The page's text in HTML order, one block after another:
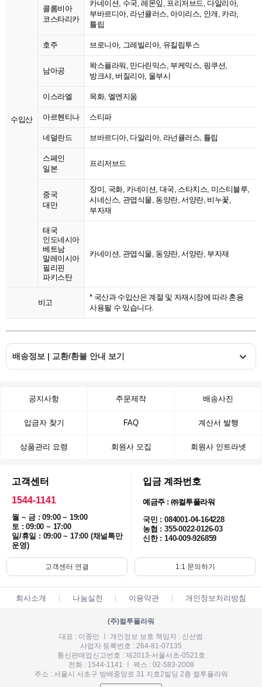
수입산
콜롬비아
코스타리카
카네이션, 수국, 레몬잎, 프리저브드, 다알리아,
부바르디아, 라넌큘러스, 아이리스, 안개, 카라,
튤립
호주 브로니아, 그레빌리아, 유킬립투스
남아공
왁스플라워, 만다린믹스, 부케믹스, 핑쿠션,
방크샤, 버질리아, 울부시
이스라엘 목화, 엘엔지움
아르헨티나 스티파
네덜란드 브바르디아, 다알리아, 라넌큘러스, 튤립
스페인
일본
프리저브드
중국
대만
장미, 국화, 카네이션, 대국, 스타치스, 미스티블루,
시네신스, 관엽식물, 동양란, 서양란, 비누꽃,
부자재
태국
인도네시아
베트남
말레이시아
필리핀
파키스탄
카네이션, 관엽식물, 동양란, 서양란, 부자재
비고
* 국산과 수입산은 계절 및 자재시장에 따라 혼용
사용될 수 있습니다.
배송정보 | 교환/환불 안내 보기
공지사항 주문제작 배송사진
입금자 찾기 FAQ 계산서 발행
상품관리 요령 회원사 모집 회원사 인트라넷
고객센터
1544-1141
월 ~ 금 : 09:00 ~ 19:00
토 : 09:00 ~ 17:00
일/휴일 : 09:00 ~ 17:00 (채널톡만
운영)
입금 계좌번호
예금주 : ㈜컬투플라워
국민 : 084001-04-164228
농협 : 355-0022-0126-03
신한 : 140-009-926859
고객센터 연결 1:1 문의하기
회사소개 나눔실천 이용약관 개인정보처리방침
(주)컬투플라워
대표 : 이종민 ㅣ 개인정보 보호 책임자 : 신선범
사업자 등록번호 : 264-81-07135
통신판매업신고번호 : 제2013-서울서초-0521호
전화 : 1544-1141 ㅣ 팩스 : 02-583-2008
주소 : 서울시 서초구 방배중앙로 31 지호2빌딩 2층 컬투플라워